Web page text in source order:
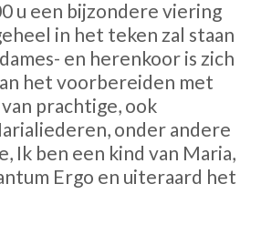
u een bijzondere viering
in het teken zal staan
en herenkoor is zich
het voorbereiden met
prachtige, ook
onder andere
Ik ben een kind van Maria,
Ergo en uiteraard het